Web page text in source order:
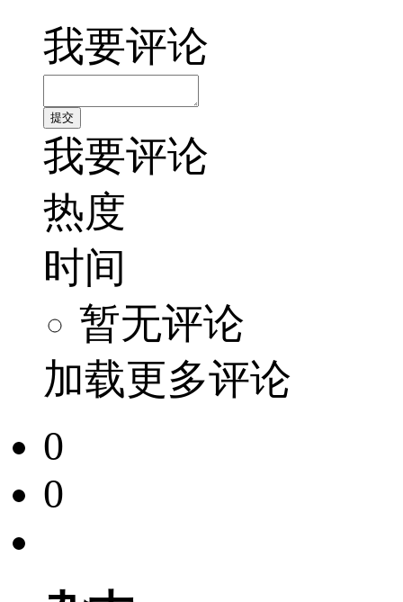
我要评论
我要评论
热度
时间
暂无评论
加载更多评论
0
0